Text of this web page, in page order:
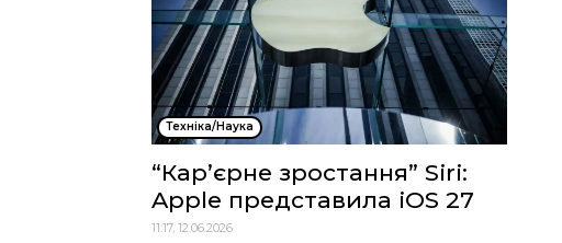
Техніка/Наука
“Кар’єрне зростання” Siri:
Apple представила iOS 27
11:17, 12.06.2026